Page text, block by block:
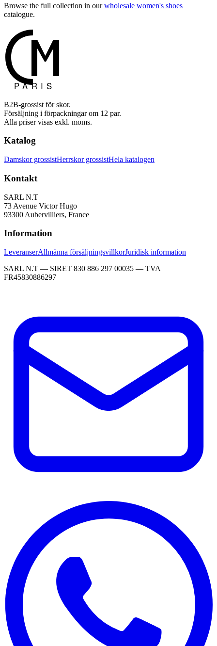
Browse the full collection in our wholesale women's shoes
catalogue.
B2B-grossist för skor.
Försäljning i förpackningar om 12 par.
Alla priser visas exkl. moms.
Katalog
Damskor grossistHerrskor grossistHela katalogen
Kontakt
SARL N.T
73 Avenue Victor Hugo
93300 Aubervilliers, France
Information
LeveranserAllmänna försäljningsvillkorJuridisk information
SARL N.T — SIRET 830 886 297 00035 — TVA
FR45830886297